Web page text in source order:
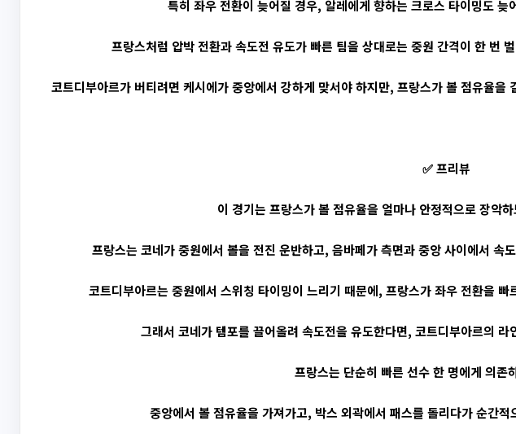
특히 좌우 전환이 늦어질 경우, 알레에게 향하는 크로스 타이밍도
프랑스처럼 압박 전환과 속도전 유도가 빠른 팀을 상대로는 중원 간격이 한 번
코트디부아르가 버티려면 케시에가 중앙에서 강하게 맞서야 하지만, 프랑스가 볼 점유율
✅ 프리뷰
이 경기는 프랑스가 볼 점유율을 얼마나 안정적으로 장악
프랑스는 코네가 중원에서 볼을 전진 운반하고, 음바페가 측면과 중앙 사이에서 속
코트디부아르는 중원에서 스위칭 타이밍이 느리기 때문에, 프랑스가 좌우 전환을
그래서 코네가 템포를 끌어올려 속도전을 유도한다면, 코트디부아르의
프랑스는 단순히 빠른 선수 한 명에게 의존
중앙에서 볼 점유율을 가져가고, 박스 외곽에서 패스를 돌리다가 순간